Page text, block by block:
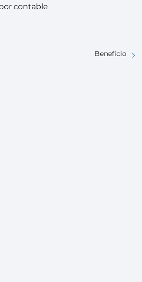
contable
Beneficio